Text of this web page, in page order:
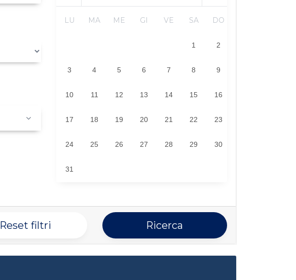
LU MA ME GI VE SA DO
1 2
3 4 5 6 7 8 9
10 11 12 13 14 15 16
17 18 19 20 21 22 23
24 25 26 27 28 29 30
31
Reset filtri Ricerca